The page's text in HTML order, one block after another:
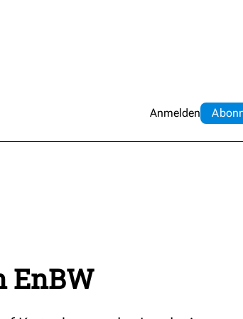
Anmelden Abo
EnBW